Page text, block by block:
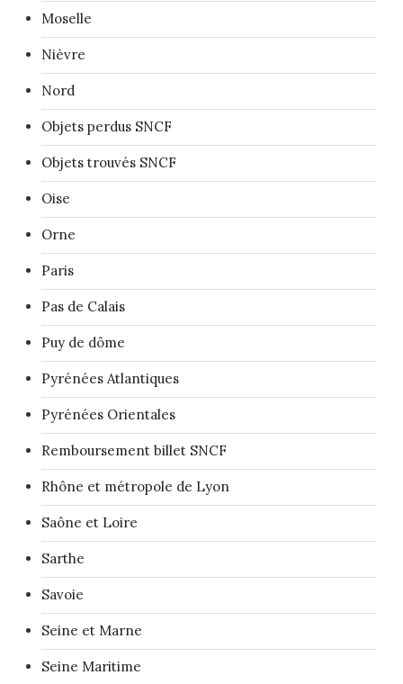
Moselle
Nièvre
Nord
Objets perdus SNCF
Objets trouvés SNCF
Oise
Orne
Paris
Pas de Calais
Puy de dôme
Pyrénées Atlantiques
Pyrénées Orientales
Remboursement billet SNCF
Rhône et métropole de Lyon
Saône et Loire
Sarthe
Savoie
Seine et Marne
Seine Maritime